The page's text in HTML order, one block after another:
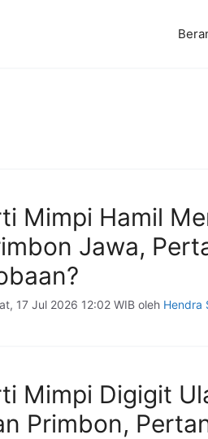
Mimpi Hamil
Jawa,
17 Jul 2026 12:02 WIB oleh Hendra
Mimpi Digigit
Primbon,